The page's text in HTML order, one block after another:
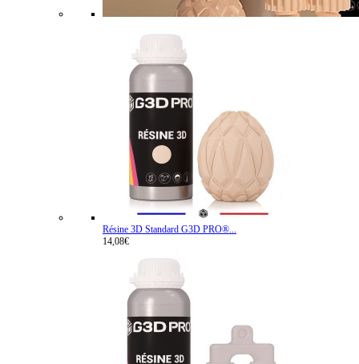
Résine 3D Standard G3D PRO®...
14,08€